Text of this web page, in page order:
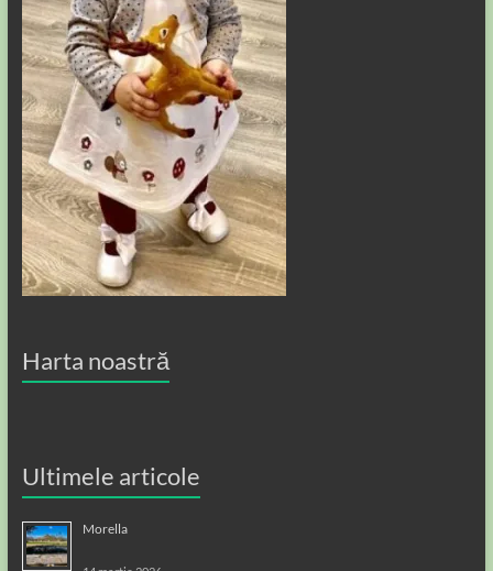
Harta noastră
Ultimele articole
Morella